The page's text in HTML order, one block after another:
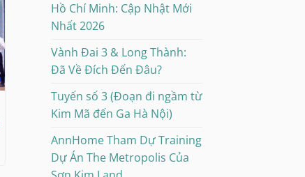
Hồ Chí Minh: Cập Nhật Mới
Nhất 2026
Vành Đai 3 & Long Thành:
Đã Về Đích Đến Đâu?
Tuyến số 3 (Đoạn đi ngầm từ
Kim Mã đến Ga Hà Nội)
AnnHome Tham Dự Training
Dự Án The Metropolis Của